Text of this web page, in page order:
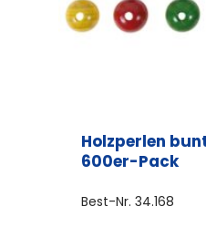
Holzperlen
600er-Pack
Best-Nr. 34.168